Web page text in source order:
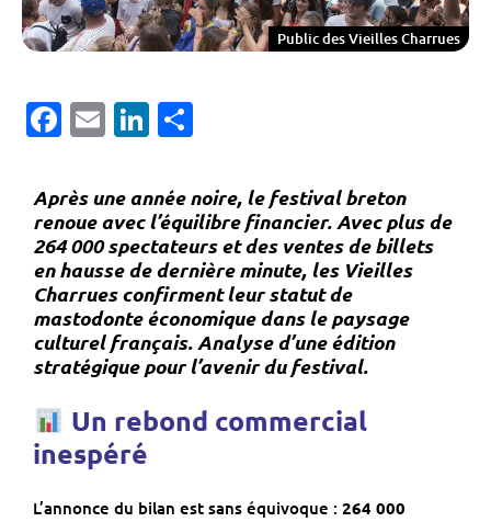
Public des Vieilles Charrues
Facebook
EmailLinkedIn
Après une année noire, le festival breton
renoue avec l’équilibre financier. Avec plus de
264 000 spectateurs et des ventes de billets
en hausse de dernière minute, les Vieilles
Charrues confirment leur statut de
mastodonte économique dans le paysage
culturel français. Analyse d’une édition
stratégique pour l’avenir du festival.
Un rebond commercial
inespéré
L’annonce du bilan est sans équivoque : 264 000